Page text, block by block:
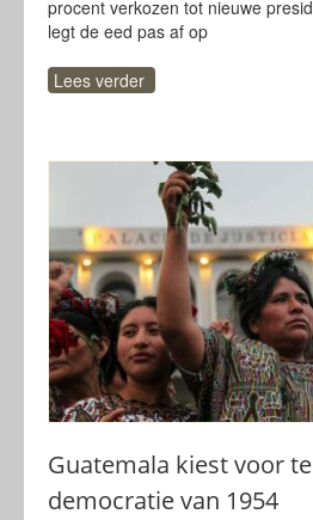
procent verkozen tot nieuwe
legt de eed pas af op
Lees verder
Guatemala kiest voor
democratie van 1954